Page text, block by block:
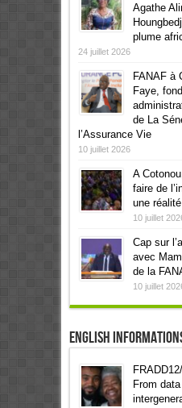
Agathe
plume
24 juillet 2026
FANAF à
Faye,
de La
l’Assurance Vie
10 juillet 2026
A
faire de
une
10 juillet
Cap sur
avec
de la
10 juillet
English
From